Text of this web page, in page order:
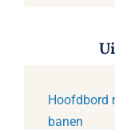
Hoofdbord
banen